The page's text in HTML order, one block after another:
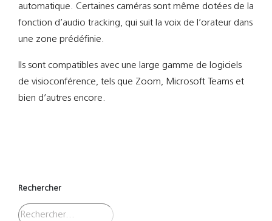
automatique. Certaines caméras sont même dotées de la
fonction d’audio tracking, qui suit la voix de l’orateur dans
une zone prédéfinie.
Ils sont compatibles avec une large gamme de logiciels
de visioconférence, tels que Zoom, Microsoft Teams et
bien d’autres encore.
Rechercher